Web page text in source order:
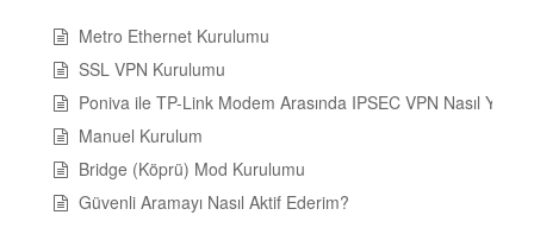
Metro Ethernet Kurulumu
SSL VPN Kurulumu
Poniva ile TP-Link Modem Arasında IPSEC VPN Nasıl
Manuel Kurulum
Bridge (Köprü) Mod Kurulumu
Güvenli Aramayı Nasıl Aktif Ederim?